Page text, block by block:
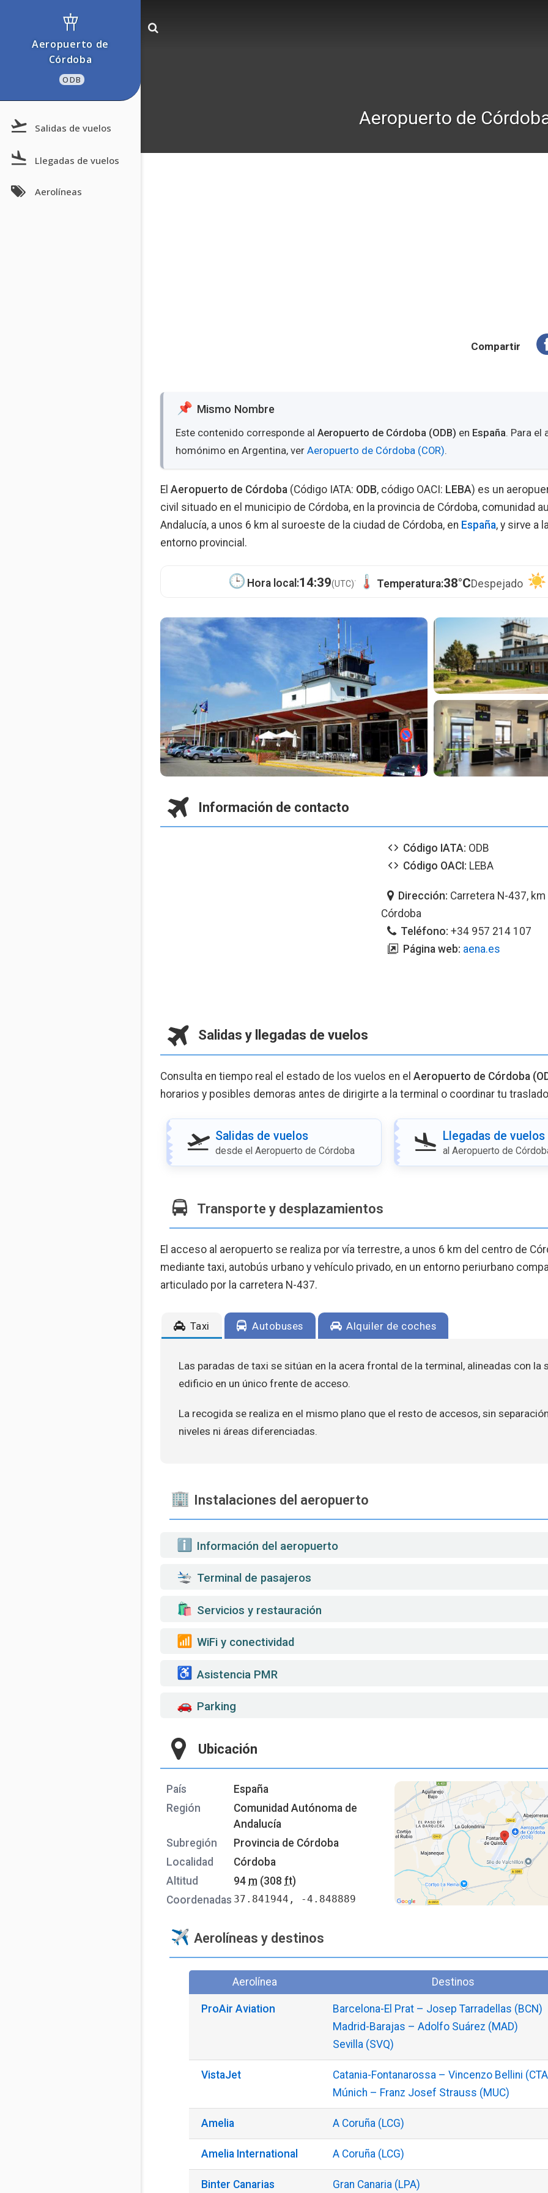
Aeropuerto de
Córdoba
ODB
Salidas de vuelos
Llegadas de vuelos
Aerolíneas
Aeropuerto de
Compartir
Mismo Nombre
Este contenido corresponde al Aeropuerto de Córdoba (ODB) en España. Para el
homónimo en Argentina, ver Aeropuerto de Córdoba (COR).
El Aeropuerto de Córdoba (Código IATA: ODB, código OACI: LEBA) es un
civil situado en el municipio de Córdoba, en la provincia de Córdoba, comunidad
Andalucía, a unos 6 km al suroeste de la ciudad de Córdoba, en España, y sirve a
entorno provincial.
Hora local:14:39(UTC)· Temperatura:38°CDespejado
Información de contacto
Código IATA: ODB
Código OACI: LEBA
Dirección: Carretera N-437,
Córdoba
Teléfono: +34 957 214 107
Página web: aena.es
Salidas y llegadas de vuelos
Consulta en tiempo real el estado de los vuelos en el Aeropuerto de Córdoba
horarios y posibles demoras antes de dirigirte a la terminal o coordinar tu
Salidas de vuelos
desde el Aeropuerto de Córdoba
Llegadas de vuelos
al Aeropuerto de
Transporte y desplazamientos
El acceso al aeropuerto se realiza por vía terrestre, a unos 6 km del centro de
mediante taxi, autobús urbano y vehículo privado, en un entorno periurbano
articulado por la carretera N-437.
Taxi Autobuses Alquiler de coches
Las paradas de taxi se sitúan en la acera frontal de la terminal, alineadas con la
edificio en un único frente de acceso.
La recogida se realiza en el mismo plano que el resto de accesos, sin
niveles ni áreas diferenciadas.
Instalaciones del aeropuerto
️ Información del aeropuerto
Terminal de pasajeros
️ Servicios y restauración
WiFi y conectividad
Asistencia PMR
Parking
Ubicación
País
España
Región
Comunidad Autónoma de
Andalucía
Subregión
Provincia de Córdoba
Localidad
Córdoba
Altitud
94 m (308 ft)
Coordenadas 37.841944, -4.848889
Aerolíneas y destinos
Aerolínea Destinos
ProAir Aviation
Barcelona-El Prat – Josep Tarradellas (BCN)
Madrid-Barajas – Adolfo Suárez (MAD)
Sevilla (SVQ)
VistaJet
Catania-Fontanarossa – Vincenzo Bellini
Múnich – Franz Josef Strauss (MUC)
Amelia A Coruña (LCG)
Amelia International A Coruña (LCG)
Binter Canarias Gran Canaria (LPA)